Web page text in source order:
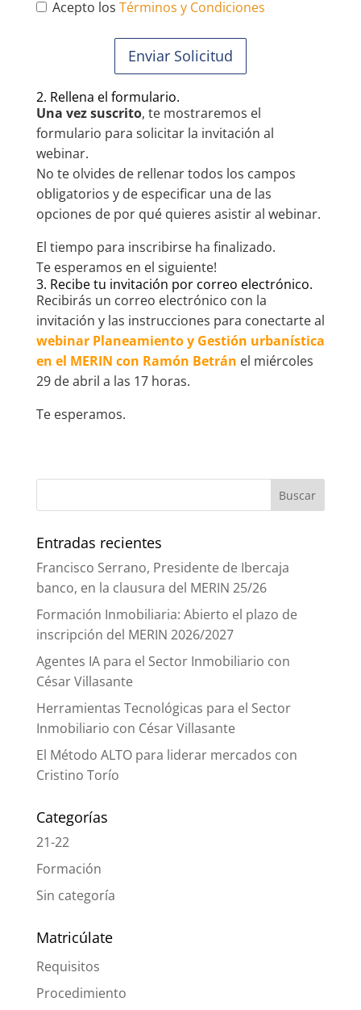
Acepto los Términos y Condiciones
Enviar Solicitud
2. Rellena el formulario.
Una vez suscrito, te mostraremos el
formulario para solicitar la invitación al
webinar.
No te olvides de rellenar todos los campos
obligatorios y de especificar una de las
opciones de por qué quieres asistir al webinar.
El tiempo para inscribirse ha finalizado.
Te esperamos en el siguiente!
3. Recibe tu invitación por correo electrónico.
Recibirás un correo electrónico con la
invitación y las instrucciones para conectarte al
webinar Planeamiento y Gestión urbanística
en el MERIN con Ramón Betrán el miércoles
29 de abril a las 17 horas.
Te esperamos.
Entradas recientes
Francisco Serrano, Presidente de Ibercaja
banco, en la clausura del MERIN 25/26
Formación Inmobiliaria: Abierto el plazo de
inscripción del MERIN 2026/2027
Agentes IA para el Sector Inmobiliario con
César Villasante
Herramientas Tecnológicas para el Sector
Inmobiliario con César Villasante
El Método ALTO para liderar mercados con
Cristino Torío
Categorías
21-22
Formación
Sin categoría
Matricúlate
Requisitos
Procedimiento